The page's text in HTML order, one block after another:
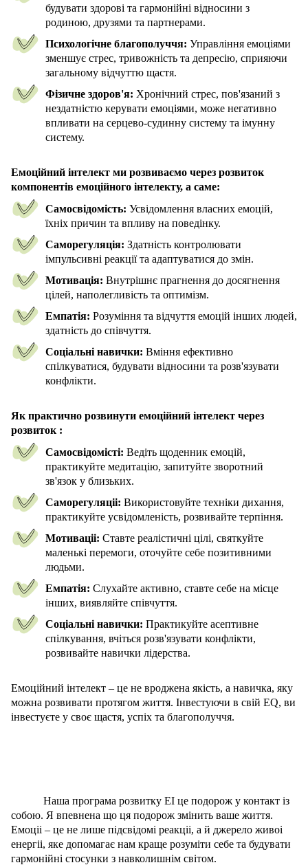
будувати здорові та гармонійні відносини з
родиною, друзями та партнерами.
Психологічне благополуччя: Управління емоціями
зменшує стрес, тривожність та депресію, сприяючи
загальному відчуттю щастя.
Фізичне здоров'я: Хронічний стрес, пов'язаний з
нездатністю керувати емоціями, може негативно
впливати на серцево-судинну систему та імунну
систему.
Емоційний інтелект ми розвиваємо через розвиток
компонентів емоційного інтелекту, а саме:
Самосвідомість: Усвідомлення власних емоцій,
їхніх причин та впливу на поведінку.
Саморегуляція: Здатність контролювати
імпульсивні реакції та адаптуватися до змін.
Мотивація: Внутрішнє прагнення до досягнення
цілей, наполегливість та оптимізм.
Емпатія: Розуміння та відчуття емоцій інших людей,
здатність до співчуття.
Соціальні навички: Вміння ефективно
спілкуватися, будувати відносини та розв'язувати
конфлікти.
Як практично розвинути емоційний інтелект через
розвиток :
Самосвідомісті: Ведіть щоденник емоцій,
практикуйте медитацію, запитуйте зворотний
зв'язок у близьких.
Саморегуляціі: Використовуйте техніки дихання,
практикуйте усвідомленість, розвивайте терпіння.
Мотиваціі: Ставте реалістичні цілі, святкуйте
маленькі перемоги, оточуйте себе позитивними
людьми.
Емпатія: Слухайте активно, ставте себе на місце
інших, виявляйте співчуття.
Соціальні навички: Практикуйте асептивне
спілкування, вчіться розв'язувати конфлікти,
розвивайте навички лідерства.
Емоційний інтелект – це не вроджена якість, а навичка, яку
можна розвивати протягом життя. Інвестуючи в свій EQ, ви
інвестуєте у своє щастя, успіх та благополуччя.
Наша програма розвитку ЕІ це подорож у контакт із
собою. Я впевнена що ця подорож змінить ваше життя.
Емоціі – це не лише підсвідомі реакціі, а й джерело живоі
енергіі, яке допомагає нам краще розуміти себе та будувати
гармонійні стосунки з навколишнім світом.